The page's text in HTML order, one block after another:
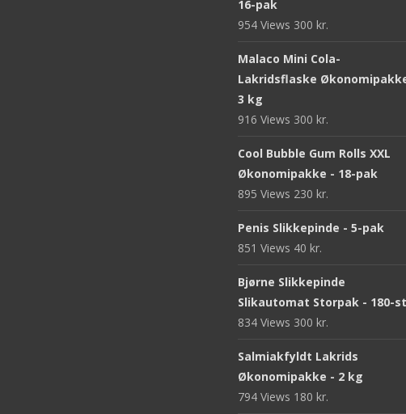
16-pak
954 Views 300 kr.
Malaco Mini Cola-
Lakridsflaske
3 kg
916 Views 300 kr.
Cool Bubble Gum Rolls XXL
Økonomipakke - 18-pak
895 Views 230 kr.
Penis Slikkepinde - 5-pak
851 Views 40 kr.
Bjørne Slikkepinde
Slikautomat Storpak - 180-
834 Views 300 kr.
Salmiakfyldt Lakrids
Økonomipakke - 2 kg
794 Views 180 kr.